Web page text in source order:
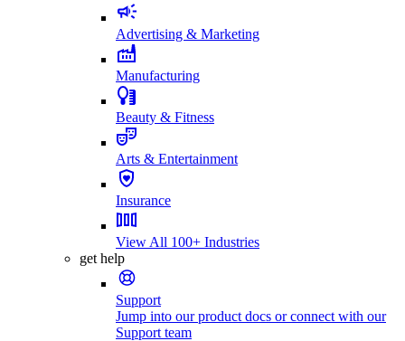
Advertising & Marketing
Manufacturing
Beauty & Fitness
Arts & Entertainment
Insurance
View All 100+ Industries
get help
Support
Jump into our product docs or connect with our
Support team